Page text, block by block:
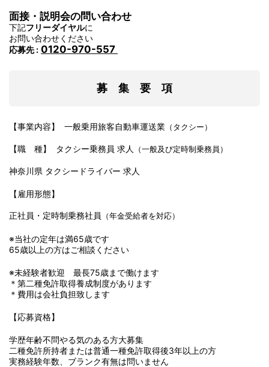
面接・説明会の問い合わせ
下記フリーダイヤルに
お問い合わせください
応募先 : 0120-970-557
募 集 要 項
【事業内容】 一般乗用旅客自動車運送業 （タクシー）
【職 種】 タクシー乗務員 求人 （一般及び定時制乗務員）
神奈川県 タクシードライバー 求人
【雇用形態】
正社員・定時制乗務社員 （年金受給者を対応）
※当社の定年は満65歳です
65歳以上の方はご相談ください
※未経験者歓迎 最長75歳まで働けます
＊第二種免許取得養成制度があります
＊費用は会社負担致します
【応募資格】
学歴年齢不問やる気のある方大募集
二種免許所持者または普通一種免許取得後3年以上の方
実務経験年数、ブランク有無は問いません